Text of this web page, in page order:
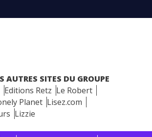
AUTRES SITES DU GROUPE
Editions Retz Le Robert
Planet Lisez.com
Lizzie